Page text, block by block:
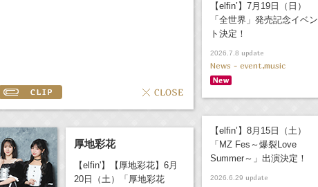
【elfin’】7月19日（日）
「全世界」発売記念イベン
ト決定！
2026.7.8 update
News - event,music
【elfin’】8月15日（土）
「MZ Fes～爆裂Love
Summer～」出演決定！
2026.6.29 update
厚地彩花
【elfin'】【厚地彩花】6月
20日（土）「厚地彩花